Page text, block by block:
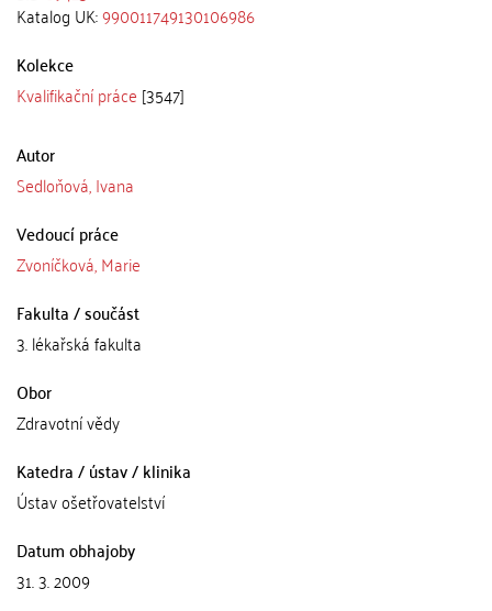
Katalog UK:990011749130106986
Kolekce
Kvalifikační práce [3547]
Autor
Sedloňová, Ivana
Vedoucí práce
Zvoníčková, Marie
Fakulta / součást
3. lékařská fakulta
Obor
Zdravotní vědy
Katedra / ústav / klinika
Ústav ošetřovatelství
Datum obhajoby
31. 3. 2009